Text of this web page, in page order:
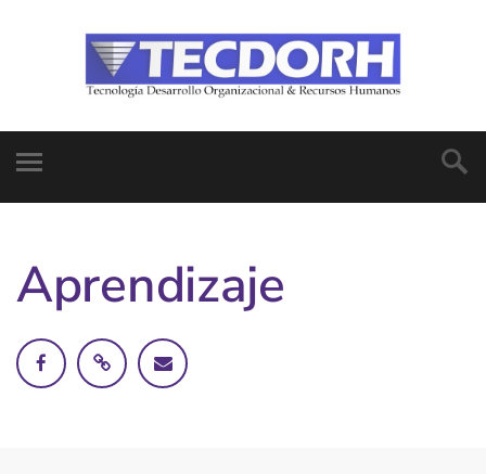
Aprendizaje